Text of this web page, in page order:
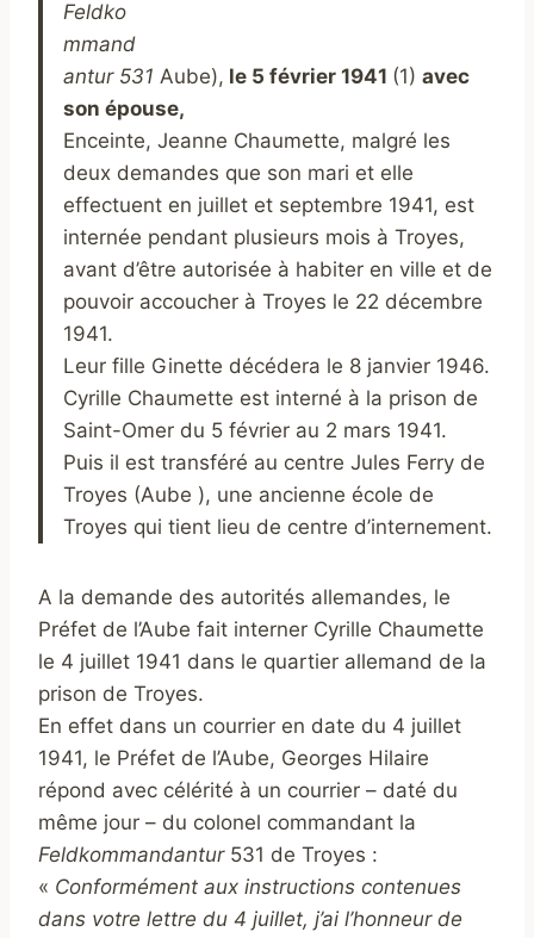
Feldko
mmand
antur 531 Aube), le 5 février 1941 (1) avec
son épouse,
Enceinte, Jeanne Chaumette, malgré les
deux demandes que son mari et elle
effectuent en juillet et septembre 1941, est
internée pendant plusieurs mois à Troyes,
avant d’être autorisée à habiter en ville et de
pouvoir accoucher à Troyes le 22 décembre
1941.
Leur fille Ginette décédera le 8 janvier 1946.
Cyrille Chaumette est interné à la prison de
Saint-Omer du 5 février au 2 mars 1941.
Puis il est transféré au centre Jules Ferry de
Troyes (Aube ), une ancienne école de
Troyes qui tient lieu de centre d’internement.
A la demande des autorités allemandes, le
Préfet de l’Aube fait interner Cyrille Chaumette
le 4 juillet 1941 dans le quartier allemand de la
prison de Troyes.
En effet dans un courrier en date du 4 juillet
1941, le Préfet de l’Aube, Georges Hilaire
répond avec célérité à un courrier – daté du
même jour – du colonel commandant la
Feldkommandantur531 de Troyes :
« Conformément aux instructions contenues
dans votre lettre du 4 juillet, j’ai l’honneur de